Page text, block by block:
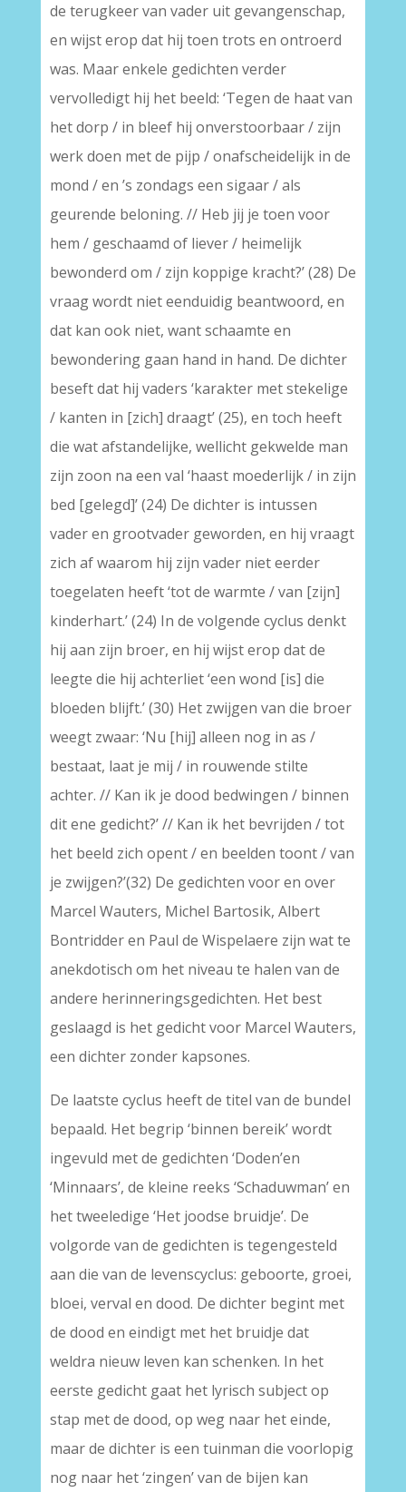
de terugkeer van vader uit gevangenschap,
en wijst erop dat hij toen trots en ontroerd
was. Maar enkele gedichten verder
vervolledigt hij het beeld: ‘Tegen de haat van
het dorp / in bleef hij onverstoorbaar / zijn
werk doen met de pijp / onafscheidelijk in de
mond / en ’s zondags een sigaar / als
geurende beloning. // Heb jij je toen voor
hem / geschaamd of liever / heimelijk
bewonderd om / zijn koppige kracht?’ (28) De
vraag wordt niet eenduidig beantwoord, en
dat kan ook niet, want schaamte en
bewondering gaan hand in hand. De dichter
beseft dat hij vaders ‘karakter met stekelige
/ kanten in [zich] draagt’ (25), en toch heeft
die wat afstandelijke, wellicht gekwelde man
zijn zoon na een val ‘haast moederlijk / in zijn
bed [gelegd]’ (24) De dichter is intussen
vader en grootvader geworden, en hij vraagt
zich af waarom hij zijn vader niet eerder
toegelaten heeft ‘tot de warmte / van [zijn]
kinderhart.’ (24) In de volgende cyclus denkt
hij aan zijn broer, en hij wijst erop dat de
leegte die hij achterliet ‘een wond [is] die
bloeden blijft.’ (30) Het zwijgen van die broer
weegt zwaar: ‘Nu [hij] alleen nog in as /
bestaat, laat je mij / in rouwende stilte
achter. // Kan ik je dood bedwingen / binnen
dit ene gedicht?’ // Kan ik het bevrijden / tot
het beeld zich opent / en beelden toont / van
je zwijgen?’(32) De gedichten voor en over
Marcel Wauters, Michel Bartosik, Albert
Bontridder en Paul de Wispelaere zijn wat te
anekdotisch om het niveau te halen van de
andere herinneringsgedichten. Het best
geslaagd is het gedicht voor Marcel Wauters,
een dichter zonder kapsones.
De laatste cyclus heeft de titel van de bundel
bepaald. Het begrip ‘binnen bereik’ wordt
ingevuld met de gedichten ‘Doden’en
‘Minnaars’, de kleine reeks ‘Schaduwman’ en
het tweeledige ‘Het joodse bruidje’. De
volgorde van de gedichten is tegengesteld
aan die van de levenscyclus: geboorte, groei,
bloei, verval en dood. De dichter begint met
de dood en eindigt met het bruidje dat
weldra nieuw leven kan schenken. In het
eerste gedicht gaat het lyrisch subject op
stap met de dood, op weg naar het einde,
maar de dichter is een tuinman die voorlopig
nog naar het ‘zingen’ van de bijen kan